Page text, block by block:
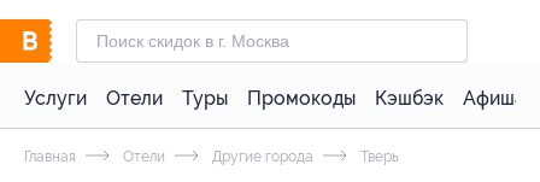
Услуги Отели Туры Промокоды Кэшбэк Афиша
Главная Отели Другие города Тверь